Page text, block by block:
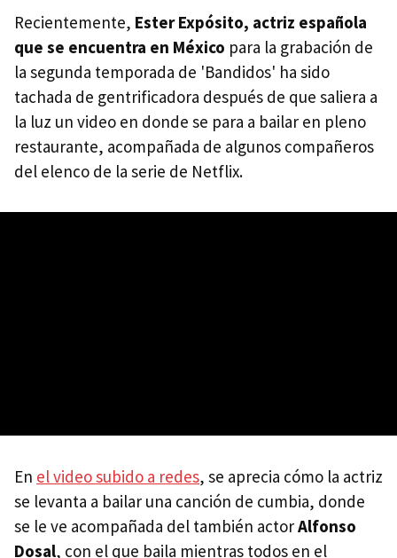
Recientemente, Ester Expósito, actriz española
que se encuentra en México para la grabación de
la segunda temporada de 'Bandidos' ha sido
tachada de gentrificadora después de que saliera a
la luz un video en donde se para a bailar en pleno
restaurante, acompañada de algunos compañeros
del elenco de la serie de Netflix.
En el video subido a redes, se aprecia cómo la actriz
se levanta a bailar una canción de cumbia, donde
se le ve acompañada del también actorAlfonso
Dosal, con el que baila mientras todos en el